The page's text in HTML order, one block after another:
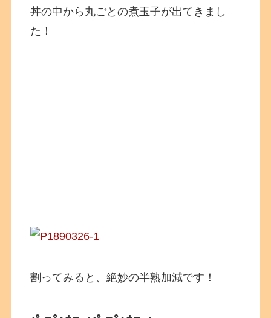
丼の中から丸ごとの煮玉子が出てきまし
た！
割ってみると、絶妙の半熟加減です！